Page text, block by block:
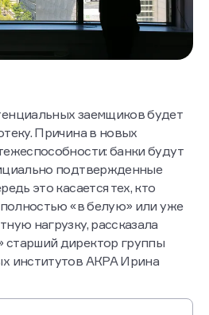
заемщиков будет
Причина в новых
банки будут
подтвержденные
это касается тех, кто
полностью «в белую» или уже
нагрузку, рассказала
директор группы
институтов АКРА Ирина